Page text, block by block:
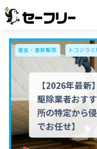
【2026年最新
駆除業者おす
所の特定から
でお任せ】
害虫・害獣駆除 トコジラ